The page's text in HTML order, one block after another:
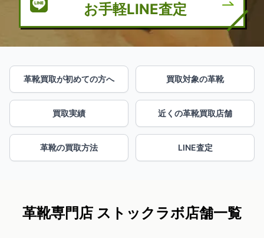
お手軽LINE査定
革靴買取が初めての方へ 買取対象の革靴
買取実績 近くの革靴買取店舗
革靴の買取方法 LINE査定
革靴専門店 ストックラボ店舗一覧